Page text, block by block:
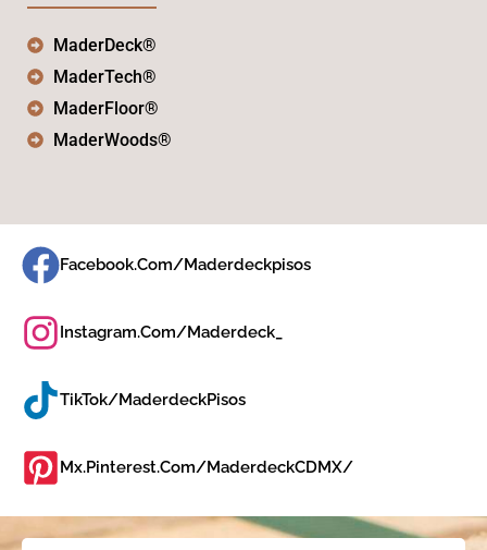
MaderDeck®
MaderTech®
MaderFloor®
MaderWoods®
Facebook.com/maderdeckpisos
Instagram.com/maderdeck_
TikTok/MaderdeckPisos
Mx.pinterest.com/MaderdeckCDMX/